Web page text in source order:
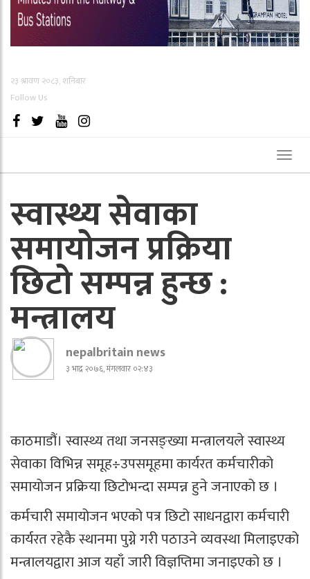
२३ श्रावण २०८३, शनिबार
Follow Us
स्वास्थ्य सेवाका
समायोजन प्रक्रिया
छिटो सम्पन्न हुन्छ :
मन्त्रालय
nepalbritain news
३ भाद्र २०७६, मंगलवार ०२:४३
काठमाडौं। स्वास्थ्य तथा जनसङ्ख्या मन्त्रालयले स्वास्थ्य
सेवाका विभिन्न समूह÷उपसमूहमा कार्यरत कर्मचारीको
समायोजन प्रक्रिया छिटोभन्दा सम्पन्न हुने जनाएको छ ।
कर्मचारी समायोजन भएको पत्र छिटो साधनद्वारा कर्मचारी
कार्यरत रहेकै स्थानमा पुग्ने गरी पठाउने व्यवस्था मिलाइएको
मन्त्रालयद्वारा आज यहाँ जारी विज्ञप्तिमा जनाइएको छ ।